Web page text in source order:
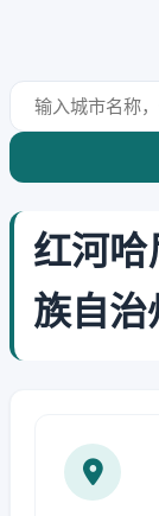
红河哈
族自治